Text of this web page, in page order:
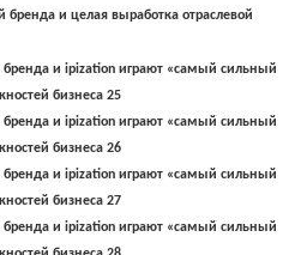
и целая выработка отраслевой